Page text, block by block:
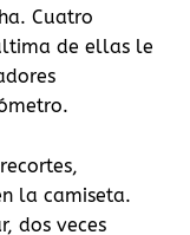
Cuatro
de ellas le
la camiseta.
dos veces